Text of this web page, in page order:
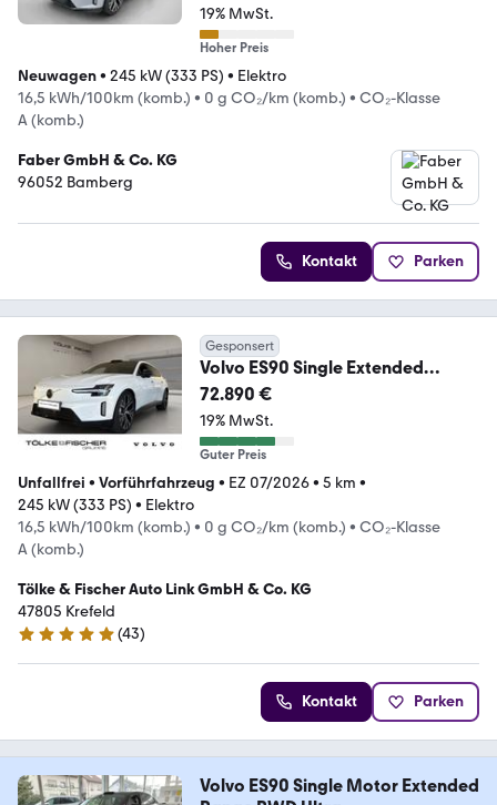
19% MwSt.
Hoher Preis
Neuwagen• 245 kW (333 PS) • Elektro
16,5 kWh/100km (komb.) • 0 g CO₂/km (komb.) • CO₂-Klasse
A (komb.)
Faber GmbH & Co. KG
96052 Bamberg
Kontakt Parken
Gesponsert
Volvo ES90 Single Extended
Range Ultra Gewerbeaktion!
72.890 €
19% MwSt.
Guter Preis
Unfallfrei • Vorführfahrzeug • EZ 07/2026• 5 km •
245 kW (333 PS) • Elektro
16,5 kWh/100km (komb.) • 0 g CO₂/km (komb.) • CO₂-Klasse
A (komb.)
Tölke & Fischer Auto Link GmbH & Co. KG
47805 Krefeld
4.8 Sterne
(43)
Kontakt Parken
Volvo ES90 Single Motor Extended